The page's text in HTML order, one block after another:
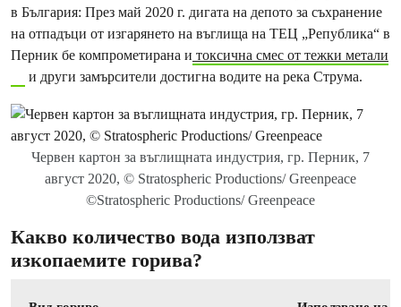
в България: През май 2020 г. дигата на депото за съхранение
на отпадъци от изгарянето на въглища на ТЕЦ „Република“ в
Перник бе компрометирана и токсична смес от тежки метали
и други замърсители достигна водите на река Струма.
Червен картон за въглищната индустрия, гр. Перник, 7
август 2020, © Stratospheric Productions/ Greenpeace
©Stratospheric Productions/ Greenpeace
Какво количество вода използват
изкопаемите горива?